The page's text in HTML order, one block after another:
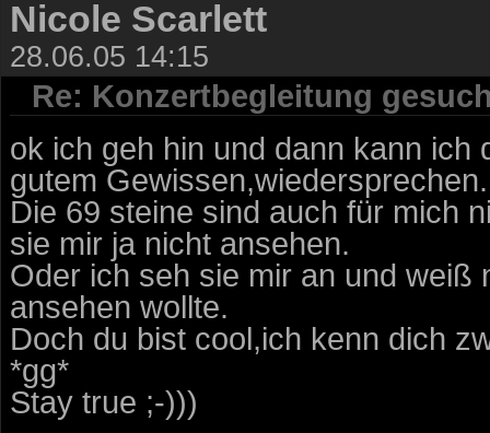
Nicole Scarlett
28.06.05 14:15
Re: Konzertbegleitung
ok ich geh hin und dann kann ich
gutem
Die 69 steine sind auch für mich
sie mir ja nicht ansehen.
Oder ich seh sie mir an und
ansehen wollte.
Doch du bist cool,ich kenn dich
*gg*
Stay true ;-)))